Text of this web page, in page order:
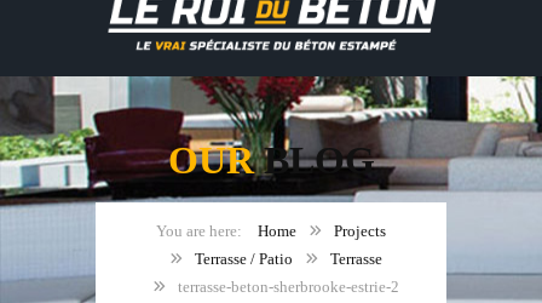
OURBLOG
Home
Projects
Terrasse / Patio
Terrasse
terrasse-beton-sherbrooke-estrie-2